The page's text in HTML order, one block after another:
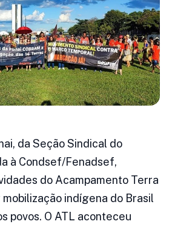
da Seção Sindical do
à Condsef/Fenadsef,
do Acampamento Terra
indígena do Brasil
povos. O ATL aconteceu